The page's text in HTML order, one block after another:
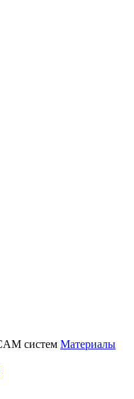
Материалы